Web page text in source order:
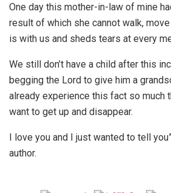
One day this mother-in-law of mine
result of which she cannot walk,
is with us and sheds tears at every
We still don’t have a child after this
begging the Lord to give him a
already experience this fact so much
want to get up and disappear.
I love you and I just wanted to tell
author.